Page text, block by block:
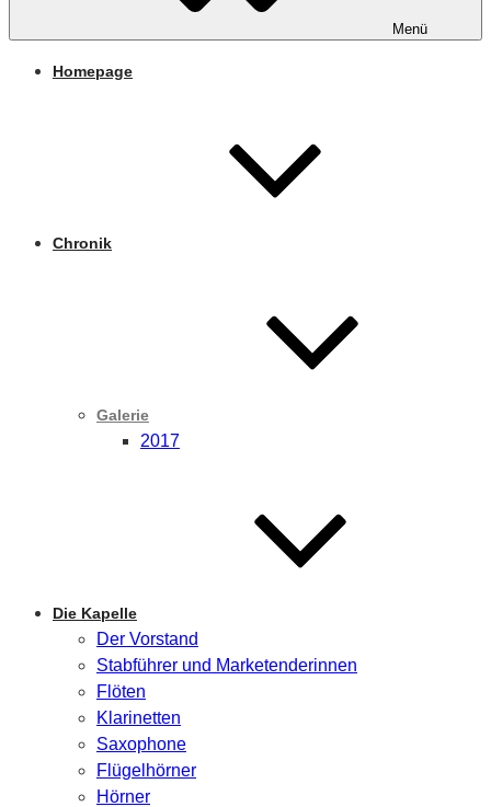
Menü
Homepage
Chronik
Galerie
2017
Die Kapelle
Der Vorstand
Stabführer und Marketenderinnen
Flöten
Klarinetten
Saxophone
Flügelhörner
Hörner